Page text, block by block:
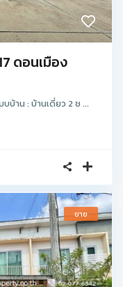
ดอนเมือง
บ้าน : บ้านเดี่ยว 2 ช ...
ขาย